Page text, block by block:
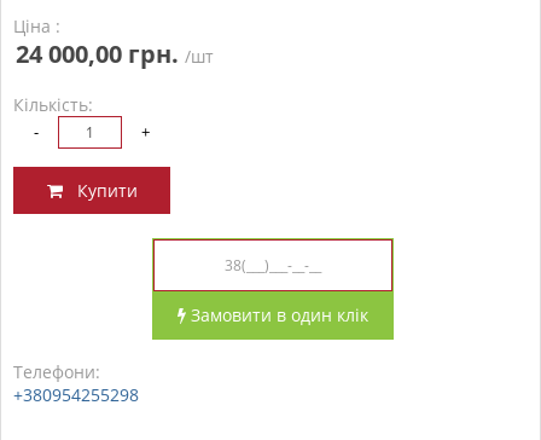
Ціна :
24 000,00 грн. /шт
Кількість:
- +
Купити
Замовити в один клік
Телефони:
+380954255298